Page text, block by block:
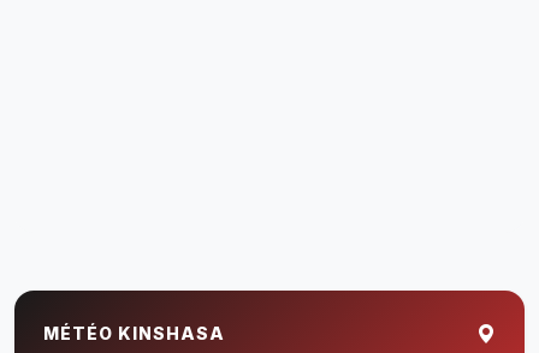
MÉTÉO KINSHASA